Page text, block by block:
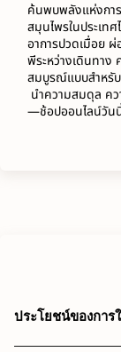
ค้นพบพลังแห่งกา
สมุนไพรในประเท
อาการปวดเมื่อย ผ่
พีระหว่างเดินทาง
สมบูรณ์แบบสำหรั
นำความสมดุล ค
—ช้อปออนไลน์วัน
ประโยชน์ของการ